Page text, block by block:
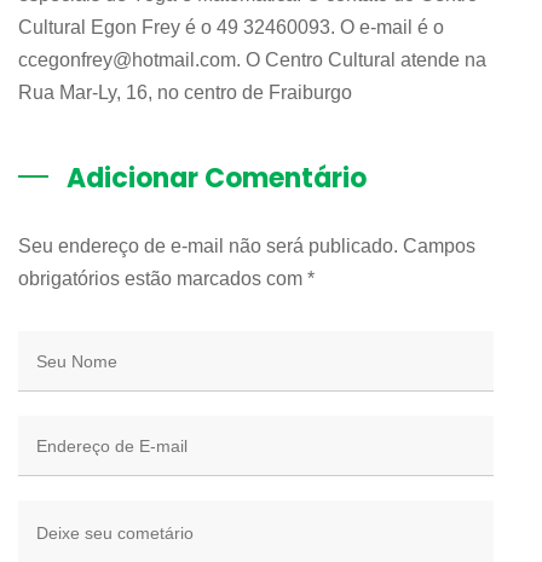
Cultural Egon Frey é o 49 32460093. O e-mail é o
ccegonfrey@hotmail.com. O Centro Cultural atende na
Rua Mar-Ly, 16, no centro de Fraiburgo
Adicionar Comentário
Seu endereço de e-mail não será publicado. Campos
obrigatórios estão marcados com *